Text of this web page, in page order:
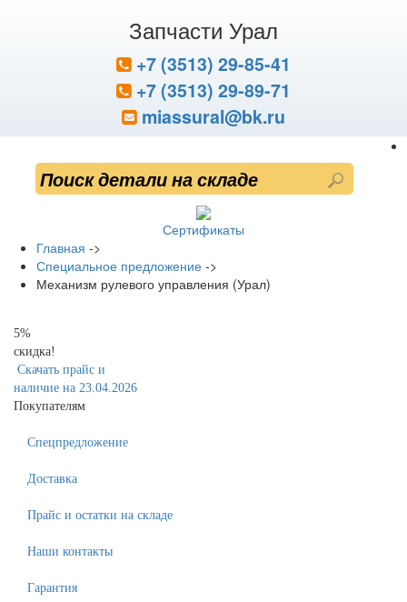
Запчасти Урал
+7 (3513) 29-85-41
+7 (3513) 29-89-71
miassural@bk.ru
Сертификаты
Главная ->
Специальное предложение ->
Механизм рулевого управления (Урал)
5%
скидка!
Скачать прайс и
наличие на 23.04.2026
Покупателям
Спецпредложение
Доставка
Прайс и остатки на складе
Наши контакты
Гарантия